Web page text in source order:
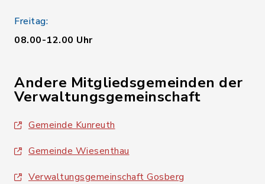
Freitag:
08.00-12.00 Uhr
Andere Mitgliedsgemeinden der
Verwaltungsgemeinschaft
Gemeinde Kunreuth
Gemeinde Wiesenthau
Verwaltungsgemeinschaft Gosberg